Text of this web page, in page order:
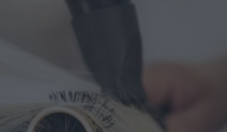
stacchi oppure che faccia una piega e diventi un magnete
sotto”, stai un po’ sabotando l’idea di barriera protettiva. Il
momento del distacco: niente strappi da ceretta
improvvisata Staccalo lentamente, tenendo la pelle ferma
con un dito. Se è molto aderente, inumidisci leggermente i